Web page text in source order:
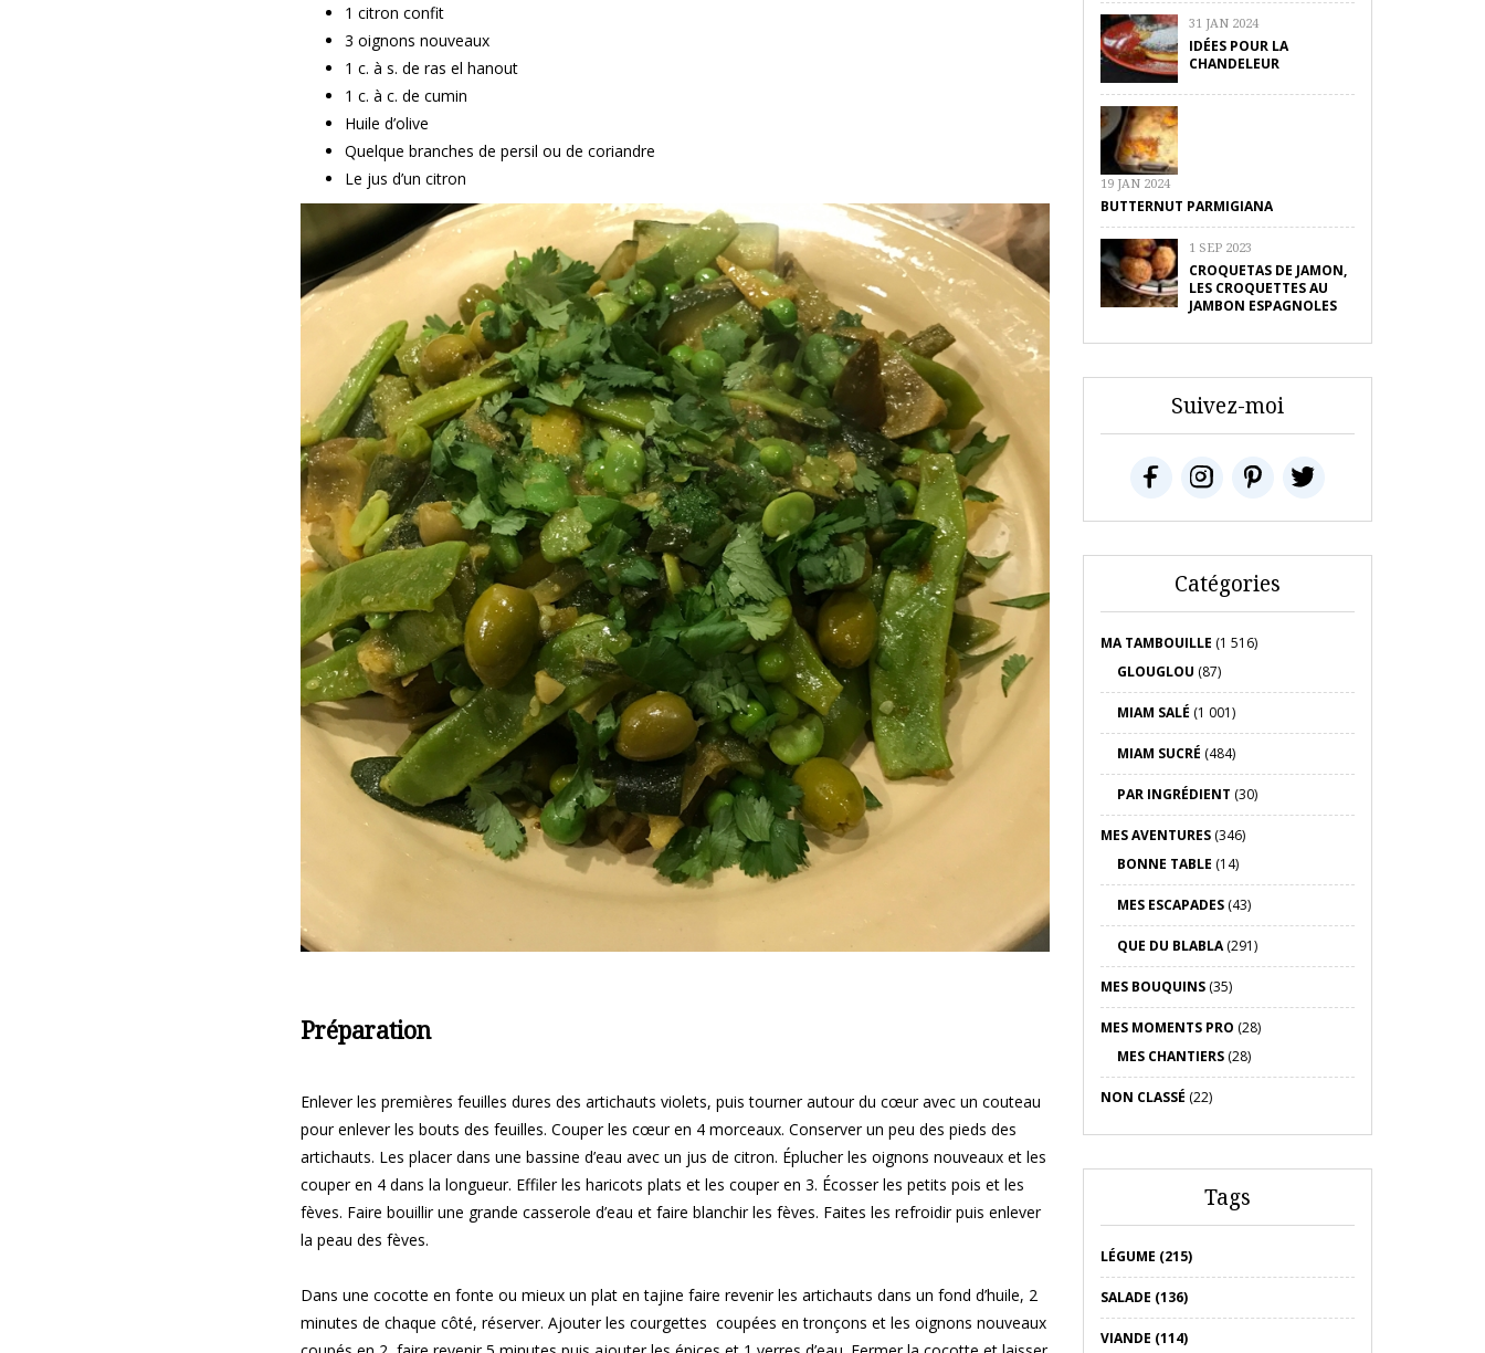
1 citron confit
3 oignons nouveaux
1 c. à s. de ras el hanout
1 c. à c. de cumin
Huile d’olive
Quelque branches de persil ou de coriandre
Le jus d’un citron
Préparation
Enlever les premières feuilles dures des artichauts violets, puis tourner autour du cœur avec un couteau
pour enlever les bouts des feuilles. Couper les cœur en 4 morceaux. Conserver un peu des pieds des
artichauts. Les placer dans une bassine d’eau avec un jus de citron. Éplucher les oignons nouveaux et les
couper en 4 dans la longueur. Effiler les haricots plats et les couper en 3. Écosser les petits pois et les
fèves. Faire bouillir une grande casserole d’eau et faire blanchir les fèves. Faites les refroidir puis enlever
la peau des fèves.
Dans une cocotte en fonte ou mieux un plat en tajine faire revenir les artichauts dans un fond d’huile, 2
minutes de chaque côté, réserver. Ajouter les courgettes coupées en tronçons et les oignons nouveaux
31 JAN 2024
IDÉES POUR LA
CHANDELEUR
19 JAN 2024
BUTTERNUT PARMIGIANA
1 SEP 2023
CROQUETAS DE JAMON,
LES CROQUETTES AU
JAMBON ESPAGNOLES
Suivez-moi
Catégories
MA TAMBOUILLE (1 516)
GLOUGLOU (87)
MIAM SALÉ (1 001)
MIAM SUCRÉ (484)
PAR INGRÉDIENT (30)
MES AVENTURES(346)
BONNE TABLE (14)
MES ESCAPADES(43)
QUE DU BLABLA(291)
MES BOUQUINS(35)
MES MOMENTS PRO (28)
MES CHANTIERS(28)
NON CLASSÉ (22)
Tags
LÉGUME (215)
SALADE (136)
VIANDE (114)